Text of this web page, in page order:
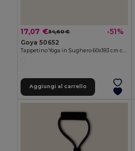
17,07 €34,60 € -51%
Goya 50652
Aggiungi al carrello